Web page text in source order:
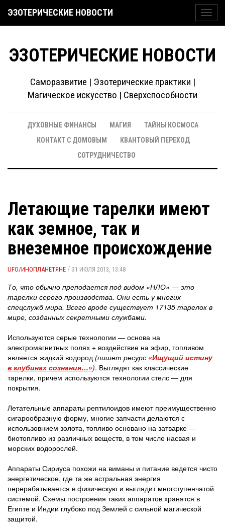
ЭЗОТЕРИЧЕСКИЕ НОВОСТИ
ЭЗОТЕРИЧЕСКИЕ НОВОСТИ
Саморазвитие | Эзотерические практики |
Магическое искусство | Сверхспособности
ДУХОВНЫЕ ФИНАНСЫ МАГИЯ
ТАЙНЫ КОСМОСА
КОНТАКТ С ДОМОВЫМ
КВАНТОВЫЙ ПЕРЕХОД
СОТРУДНИЧЕСТВО
Летающие тарелки имеют
как земное, так и
внеземное происхождение
UFO/ИНОПЛАНЕТЯНЕ / 31 ИЮЛЯ 2013, 13:48
То, что обычно преподается под видом «НЛО» — это
тарелки серого производства. Они есть у многих
спецслужб мира. Всего вроде существует 17135 тарелок в
мире, созданных секретными службами.
Используются серые технологии — основа на
электромагнитных полях + воздействие на эфир, топливом
является жидкий водород (пишет ресурс «Ищущий истину
в глубинах сознания…»). Выглядят как классические
тарелки, причем используются технологии стелс — для
покрытия.
Летательные аппараты рептилоидов имеют преимущественно
сигарообразную форму, многие запчасти делаются с
использовнием золота, топливо основано на затварке —
биотопливо из различных веществ, в том числе насвая и
морских водорослей.
Аппараты Сириуса похожи на виманы и питание ведется чисто
энергетическое, где та же астральная энергия
перерабатывается в физическую и выглядит многступенчатой
системой. Схемы построения таких аппаратов хранятся в
Египте и Индии глубоко под Землей с сильной магической
защитой.